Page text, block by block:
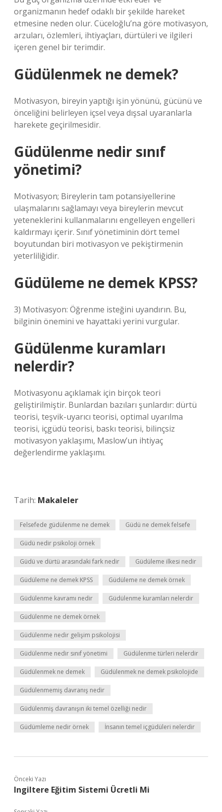
organizmanın hedef odaklı bir şekilde hareket
etmesine neden olur. Cüceloğlu’na göre motivasyon,
arzuları, özlemleri, ihtiyaçları, dürtüleri ve ilgileri
içeren genel bir terimdir.
Güdülenmek ne demek?
Motivasyon, bireyin yaptığı işin yönünü, gücünü ve
önceliğini belirleyen içsel veya dışsal uyaranlarla
harekete geçirilmesidir.
Güdülenme nedir sınıf
yönetimi?
Motivasyon; Bireylerin tam potansiyellerine
ulaşmalarını sağlamayı veya bireylerin mevcut
yeteneklerini kullanmalarını engelleyen engelleri
kaldırmayı içerir. Sınıf yönetiminin dört temel
boyutundan biri motivasyon ve pekiştirmenin
yeterliliğidir.
Güdüleme ne demek KPSS?
3) Motivasyon: Öğrenme isteğini uyandırın. Bu,
bilginin önemini ve hayattaki yerini vurgular.
Güdülenme kuramları
nelerdir?
Motivasyonu açıklamak için birçok teori
geliştirilmiştir. Bunlardan bazıları şunlardır: dürtü
teorisi, teşvik-uyarıcı teorisi, optimal uyarılma
teorisi, içgüdü teorisi, baskı teorisi, bilinçsiz
motivasyon yaklaşımı, Maslow’un ihtiyaç
değerlendirme yaklaşımı.
Tarih: Makaleler
Felsefede güdülenme ne demek Güdü ne demek felsefe
Güdü nedir psikoloji örnek
Güdü ve dürtü arasındaki fark nedir Güdüleme ilkesi nedir
Güdüleme ne demek KPSS Güdüleme ne demek örnek
Güdülenme kavramı nedir Güdülenme kuramları nelerdir
Güdülenme ne demek örnek
Güdülenme nedir gelişim psikolojisi
Güdülenme nedir sınıf yönetimi Güdülenme türleri nelerdir
Güdülenmek ne demek Güdülenmek ne demek psikolojide
Güdülenmemiş davranış nedir
Güdülenmiş davranışın iki temel özelliği nedir
Güdümleme nedir örnek İnsanın temel içgüdüleri nelerdir
Önceki Yazı
Ingiltere Eğitim Sistemi Ücretli Mi